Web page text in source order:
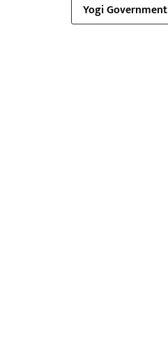
Yogi Government